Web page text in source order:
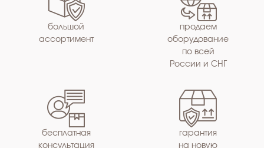
большой
ассортимент
продаем
оборудование
по всей
России и СНГ
бесплатная
консультация
гарантия
на новую